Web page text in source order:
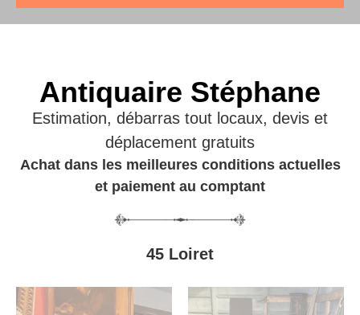
Antiquaire Stéphane
Estimation, débarras tout locaux, devis et
déplacement gratuits
Achat dans les meilleures conditions actuelles
et paiement au comptant
45 Loiret